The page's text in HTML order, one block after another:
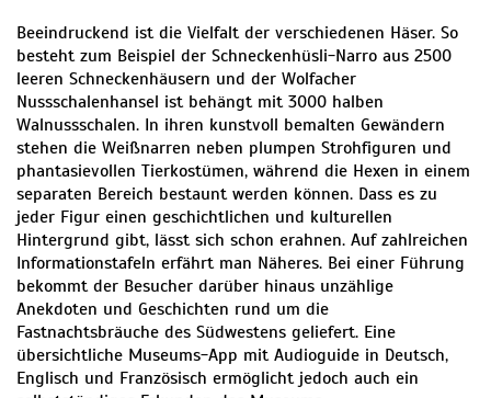
Beeindruckend ist die Vielfalt der verschiedenen Häser. So
besteht zum Beispiel der Schneckenhüsli-Narro aus 2500
leeren Schneckenhäusern und der Wolfacher
Nussschalenhansel ist behängt mit 3000 halben
Walnussschalen. In ihren kunstvoll bemalten Gewändern
stehen die Weißnarren neben plumpen Strohfiguren und
phantasievollen Tierkostümen, während die Hexen in einem
separaten Bereich bestaunt werden können. Dass es zu
jeder Figur einen geschichtlichen und kulturellen
Hintergrund gibt, lässt sich schon erahnen. Auf zahlreichen
Informationstafeln erfährt man Näheres. Bei einer Führung
bekommt der Besucher darüber hinaus unzählige
Anekdoten und Geschichten rund um die
Fastnachtsbräuche des Südwestens geliefert. Eine
übersichtliche Museums-App mit Audioguide in Deutsch,
Englisch und Französisch ermöglicht jedoch auch ein